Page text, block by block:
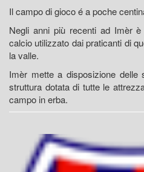
Il campo di gioco é a poche
Negli anni più recenti ad Imèr
calcio utilizzato dai praticanti di
la valle.
Imèr mette a disposizione
struttura dotata di tutte le
campo in erba.